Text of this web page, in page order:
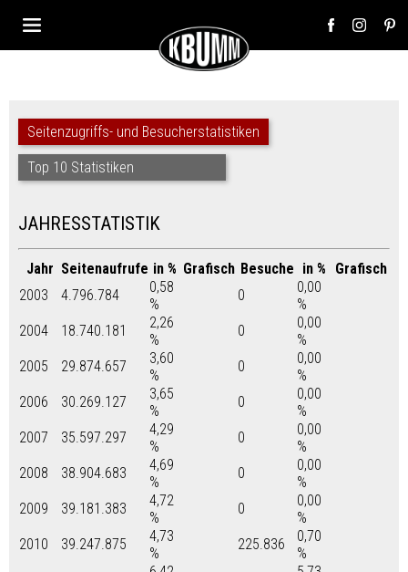
Seitenzugriffs- und Besucherstatistiken
Top 10 Statistiken
JAHRESSTATISTIK
Jahr Seitenaufrufe in % Grafisch Besuche in %
Grafisch
2003
4.796.784
0,58
%
0
0,00
%
2004
18.740.181
2,26
%
0
0,00
%
2005
29.874.657
3,60
%
0
0,00
%
2006
30.269.127
3,65
%
0
0,00
%
2007
35.597.297
4,29
%
0
0,00
%
2008
38.904.683
4,69
%
0
0,00
%
2009
39.181.383
4,72
%
0
0,00
%
2010
39.247.875
4,73
%
225.836
0,70
%